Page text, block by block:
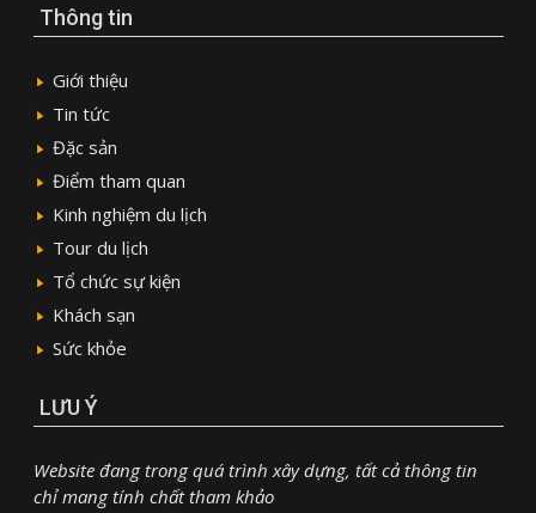
Thông tin
Giới thiệu
Tin tức
Đặc sản
Điểm tham quan
Kinh nghiệm du lịch
Tour du lịch
Tổ chức sự kiện
Khách sạn
Sức khỏe
LƯU Ý
Website đang trong quá trình xây dựng, tất cả thông tin
chỉ mang tính chất tham khảo